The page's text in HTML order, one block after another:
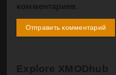
комментариев.
Explore XMODhub